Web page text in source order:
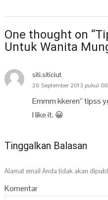
One thought on
Untuk Wanita
siti.siticiut
26 September 2013 pukul
Emmm kkeren” tipss
I like it. 😀
Tinggalkan Balasan
Alamat email Anda tidak akan
Komentar